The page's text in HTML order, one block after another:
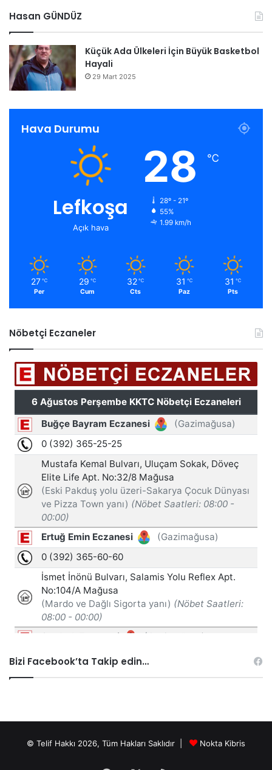
Hasan GÜNDÜZ
Küçük Ada Ülkeleri İçin Büyük Basketbol
Hayali
29 Mart 2025
Hava Durumu
Lefkoşa
Açık hava
28 ℃
28º - 21º
55%
1.99 km/h
27 ℃
Per
29 ℃
Cum
32 ℃
Cts
31 ℃
Paz
31 ℃
Pts
Nöbetçi Eczaneler
Bizi Facebook’ta Takip edin…
© Telif Hakkı 2026, Tüm Hakları Saklıdır | Nokta Kibris